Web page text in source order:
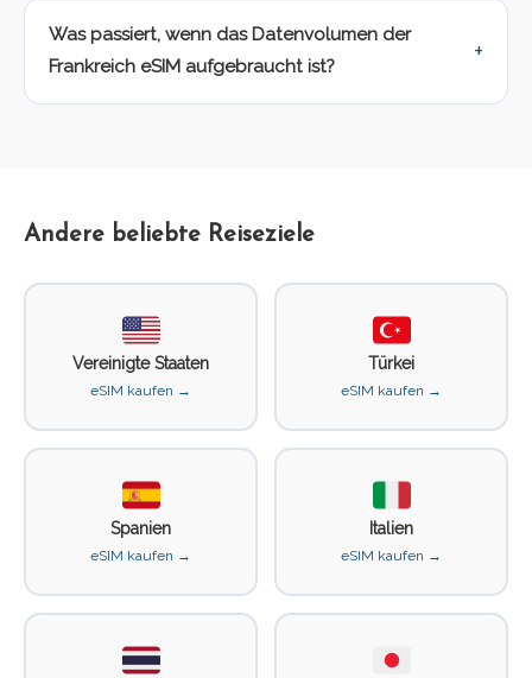
Was passiert, wenn das Datenvolumen der
Frankreich eSIM aufgebraucht ist?
Andere beliebte Reiseziele
Vereinigte Staaten
eSIM kaufen →
Türkei
eSIM kaufen →
Spanien
eSIM kaufen →
Italien
eSIM kaufen →